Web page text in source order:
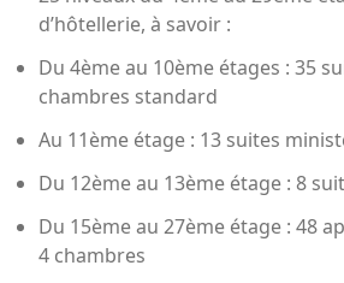
d’hôtellerie, à savoir :
Du 4ème au 10ème étages : 35
chambres standard
Au 11ème étage : 13 suites
Du 12ème au 13ème étage : 8
Du 15ème au 27ème étage : 48
4 chambres